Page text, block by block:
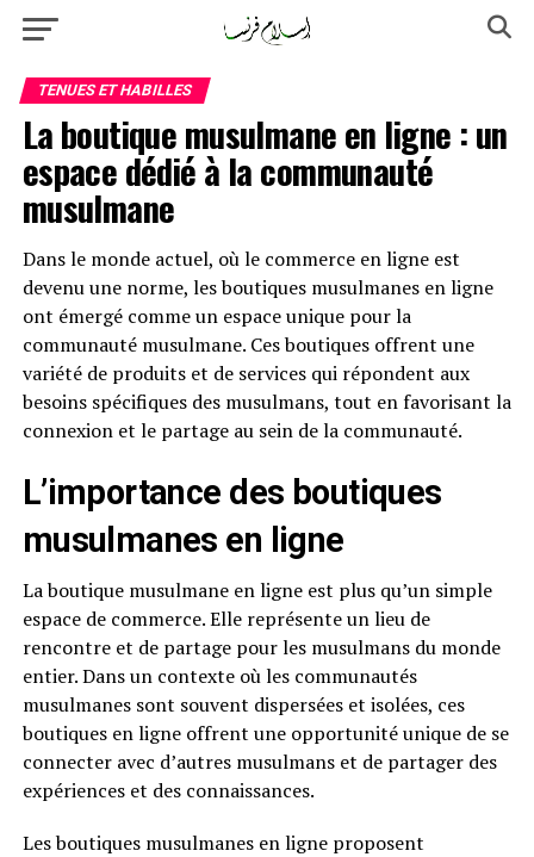
TENUES ET HABILLES
La boutique musulmane en ligne : un
espace dédié à la communauté
musulmane
Dans le monde actuel, où le commerce en ligne est
devenu une norme, les boutiques musulmanes en ligne
ont émergé comme un espace unique pour la
communauté musulmane. Ces boutiques offrent une
variété de produits et de services qui répondent aux
besoins spécifiques des musulmans, tout en favorisant la
connexion et le partage au sein de la communauté.
L’importance des boutiques
musulmanes en ligne
La boutique musulmane en ligne est plus qu’un simple
espace de commerce. Elle représente un lieu de
rencontre et de partage pour les musulmans du monde
entier. Dans un contexte où les communautés
musulmanes sont souvent dispersées et isolées, ces
boutiques en ligne offrent une opportunité unique de se
connecter avec d’autres musulmans et de partager des
expériences et des connaissances.
Les boutiques musulmanes en ligne proposent